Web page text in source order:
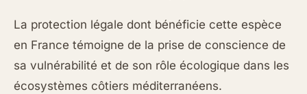
La protection légale dont bénéficie cette espèce
en France témoigne de la prise de conscience de
sa vulnérabilité et de son rôle écologique dans les
écosystèmes côtiers méditerranéens.